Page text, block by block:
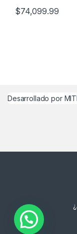
$74,099.99
Desarrollado por